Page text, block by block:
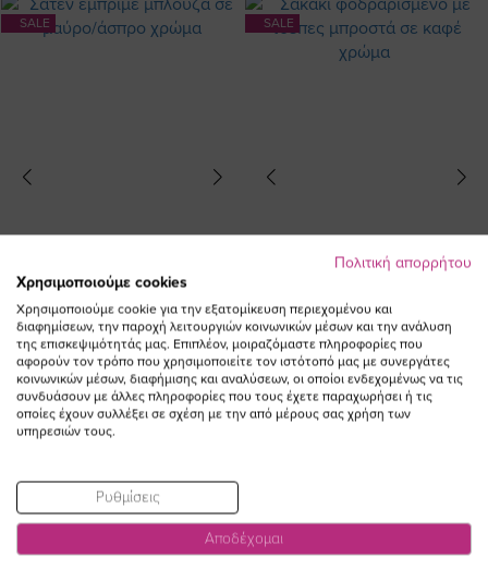
SALE
Σατέν εμπριμέ μπλούζα σε μαύρο/
άσπρο χρώμα
(-70%)
70,00 €
SALE
Σακάκι φοδραρισμένο με τσέπες
μπροστά σε καφέ χρώμα
SALE
Πολιτική απορρήτου
Χρησιμοποιούμε cookies
Χρησιμοποιούμε cookie για την εξατομίκευση περιεχομένου και
διαφημίσεων, την παροχή λειτουργιών κοινωνικών μέσων και την ανάλυση
της επισκεψιμότητάς μας. Επιπλέον, μοιραζόμαστε πληροφορίες που
αφορούν τον τρόπο που χρησιμοποιείτε τον ιστότοπό μας με συνεργάτες
κοινωνικών μέσων, διαφήμισης και αναλύσεων, οι οποίοι ενδεχομένως να τις
συνδυάσουν με άλλες πληροφορίες που τους έχετε παραχωρήσει ή τις
οποίες έχουν συλλέξει σε σχέση με την από μέρους σας χρήση των
υπηρεσιών τους.
Ρυθμίσεις
Αποδέχομαι